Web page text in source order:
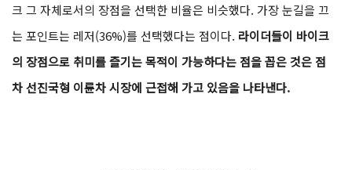
크 그 자체로서의 장점을 선택한 비율은 비슷했다. 가장 눈길을 끄
는 포인트는 레저(36%)를 선택했다는 점이다. 라이더들이 바이크
의 장점으로 취미를 즐기는 목적이 가능하다는 점을 꼽은 것은 점
차 선진국형 이륜차 시장에 근접해 가고 있음을 나타낸다.